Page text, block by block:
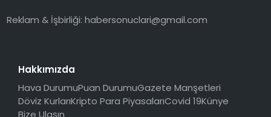
Reklam & İşbirliği:habersonuclari@gmail.com
Hakkımızda
Hava DurumuPuan DurumuGazete Manşetleri
Döviz KurlarıKripto Para PiyasalarıCovid 19Künye
Bize Ulaşın